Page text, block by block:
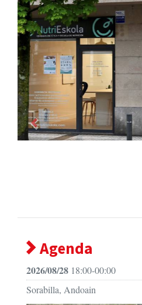
Previous
Agenda
2026/08/28 18:00-00:00
Sorabilla, Andoain